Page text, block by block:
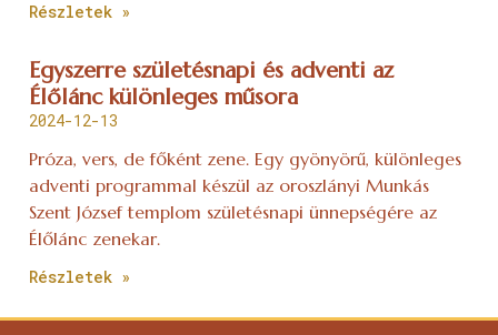
Részletek »
Egyszerre születésnapi és adventi az
Élőlánc különleges műsora
2024-12-13
Próza, vers, de főként zene. Egy gyönyörű, különleges
adventi programmal készül az oroszlányi Munkás
Szent József templom születésnapi ünnepségére az
Élőlánc zenekar.
Részletek »